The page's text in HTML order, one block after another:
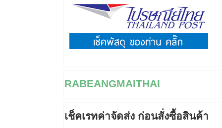
RABEANGMAITHAI
เช็คเรทค่าจัดส่ง ก่อนสั่งซื้อสินค้า